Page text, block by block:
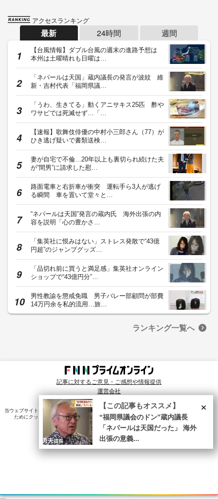
アクセスランキング
最新 24時間 週間
【台風情報】ダブル台風の週末の進路予想は
本州は土曜晴れも日曜は…
「ネパールは天国」蔵内議長の発言が波紋 維
新・吉村代表「福岡県議…
「うわ、生きてる」動くアニサキス25匹 酢や
ワサビでは死滅せず…「…
【速報】歌舞伎俳優の中村小三郎さん（77）が
ひき逃げ疑いで書類送検…
妻が自宅で不倫…20年以上も裏切られ続けた夫
が“間男”に請求した慰…
路面電車と右折車が衝突 運転手ら3人が逃げ
る瞬間 車を置いて堂々と…
“ネパールは天国”発言の蔵内氏 海外出張の内
容を説明「心の豊かさ…
「集英社に恨みはない」ストレス発散で“43億
円超”のジャンプグッズ…
「品切れ前に買うと満足感」集英社オンライン
ショップで“43億円分”…
男性教諭を懲戒免職 男子バレー部顧問が部費
14万円余を私的流用…旅…
ランキング一覧へ
記事に対するご意見・ご感想や情報提供
運営会社
© Fuji News Network, Inc. All rights reserved.
当ウェブサイトでは、ユーザのニーズ・興味・関⼼に合致したコンテンツや広告配信を提供する
ためにクッキーを使⽤しています。詳細は、プライバシーポリシーをご確認ください。
×
【この記事もオススメ】
“福岡県議会のドン”蔵内議長
「ネパールは天国だった」 海外
出張の意義...